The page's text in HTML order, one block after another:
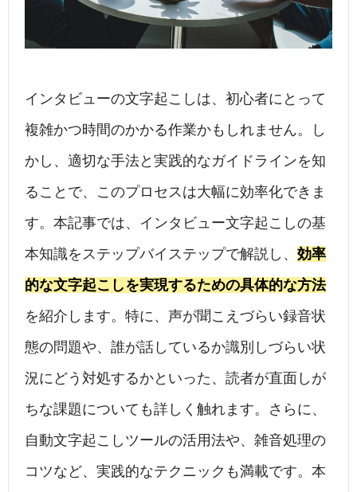
インタビューの文字起こしは、初心者にとって
複雑かつ時間のかかる作業かもしれません。し
かし、適切な手法と実践的なガイドラインを知
ることで、このプロセスは大幅に効率化できま
す。本記事では、インタビュー文字起こしの基
本知識をステップバイステップで解説し、 効率
的な文字起こしを実現するための具体的な方法
を紹介します。特に、声が聞こえづらい録音状
態の問題や、誰が話しているか識別しづらい状
況にどう対処するかといった、読者が直面しが
ちな課題についても詳しく触れます。さらに、
自動文字起こしツールの活用法や、雑音処理の
コツなど、実践的なテクニックも満載です。本